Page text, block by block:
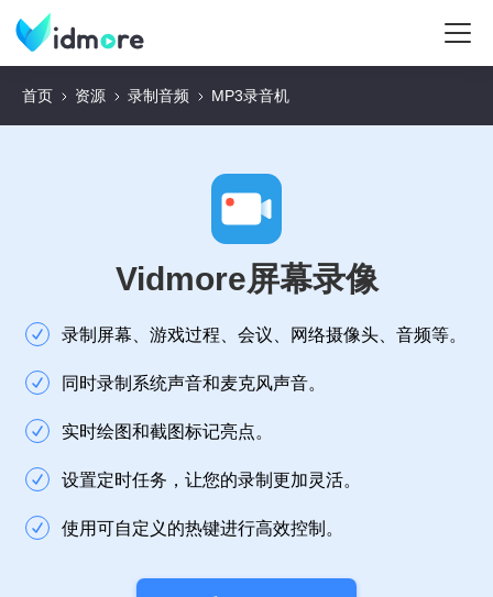
首页 资源 录制音频 MP3录音机
Vidmore屏幕录像
录制屏幕、游戏过程、会议、网络摄像头、音频等。
同时录制系统声音和麦克风声音。
实时绘图和截图标记亮点。
设置定时任务，让您的录制更加灵活。
使用可自定义的热键进行高效控制。